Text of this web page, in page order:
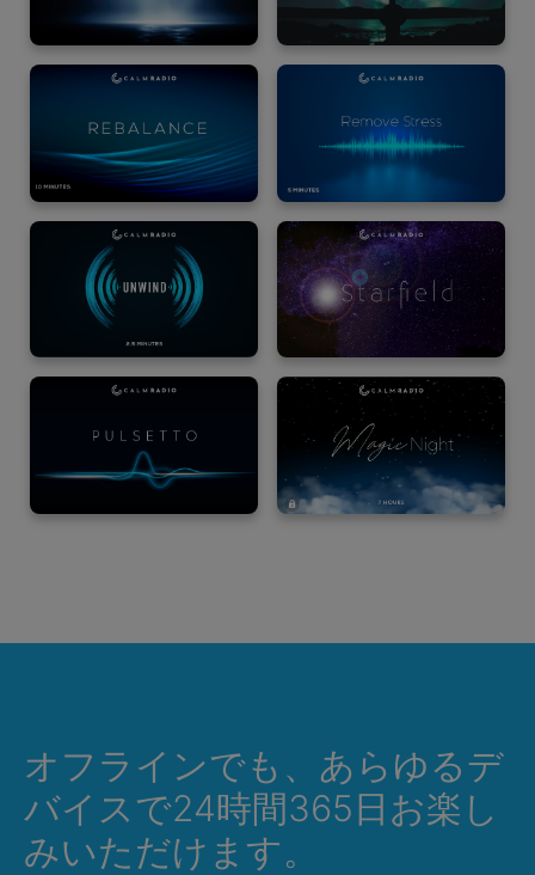
オフラインでも、あらゆるデ
バイスで24時間365日お楽し
みいただけます。